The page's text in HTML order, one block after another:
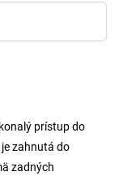
prístup do
zahnutá do
zadných